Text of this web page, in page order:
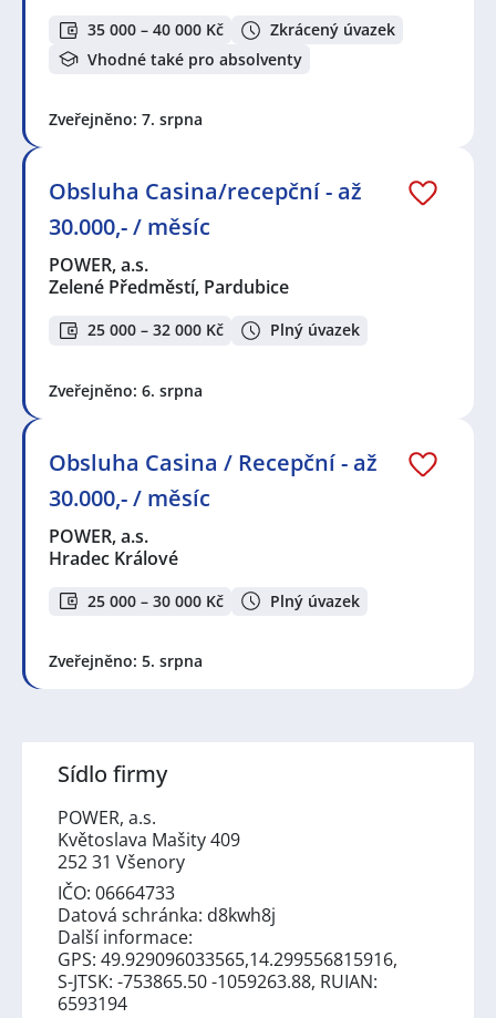
35 000 – 40 000 Kč
Zkrácený úvazek
Vhodné také pro absolventy
Zveřejněno: 7. srpna
Obsluha Casina/recepční - až
30.000,- / měsíc
POWER, a.s.
Zelené Předměstí, Pardubice
25 000 – 32 000 Kč Plný úvazek
Zveřejněno: 6. srpna
Obsluha Casina / Recepční - až
30.000,- / měsíc
POWER, a.s.
Hradec Králové
25 000 – 30 000 Kč Plný úvazek
Zveřejněno: 5. srpna
Sídlo firmy
POWER, a.s.
Květoslava Mašity 409
252 31 Všenory
IČO: 06664733
Datová schránka: d8kwh8j
Další informace:
GPS: 49.929096033565,14.299556815916,
S-JTSK: -753865.50 -1059263.88, RUIAN:
6593194